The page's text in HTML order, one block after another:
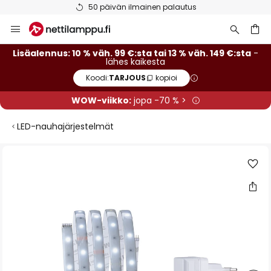
50 päivän ilmainen palautus
to
Content
Lisäalennus: 10 % väh. 99 €:sta tai 13 % väh. 149 €:sta -
lähes kaikesta
Koodi:TARJOUS kopioi
WOW-viikko:jopa -70 % >
LED-nauhajärjestelmät